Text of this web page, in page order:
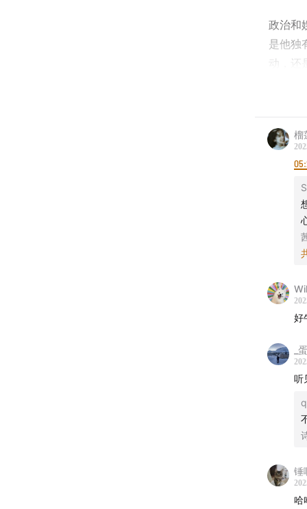
政治和
是他独
动，
敌人才
需要
🎧【
shiyu
02:58
12:32
18:44
榴
好
_
听
锤
哈